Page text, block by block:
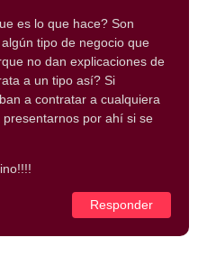
es lo que hace? Son
tipo de negocio que
no dan explicaciones de
a un tipo así? Si
a contratar a cualquiera
por ahí si se
Responder